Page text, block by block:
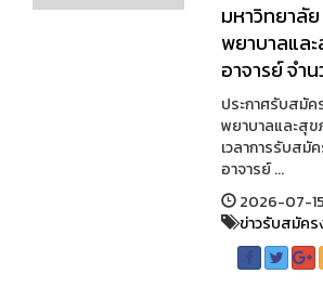
มหาวิทยาลั
พยาบาลแล
อาจารย์ จำ
ประกาศรับสมัค
พยาบาลและสุข
เวลาการรับสมั
อาจารย์ ...
2026-07-
ข่าวรับสมัคร